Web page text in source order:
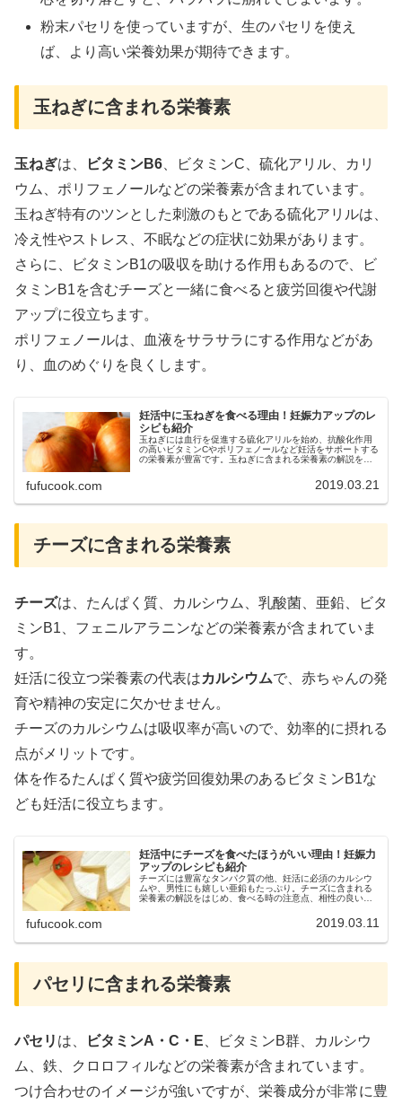
粉末パセリを使っていますが、生のパセリを使え
ば、より高い栄養効果が期待できます。
玉ねぎに含まれる栄養素
玉ねぎは、 ビタミンB6 、ビタミンC、硫化アリル、カリ
ウム、ポリフェノールなどの栄養素が含まれています。
玉ねぎ特有のツンとした刺激のもとである硫化アリルは、
冷え性やストレス、不眠などの症状に効果があります。
さらに、ビタミンB1の吸収を助ける作用もあるので、ビ
タミンB1を含むチーズと一緒に食べると疲労回復や代謝
アップに役立ちます。
ポリフェノールは、血液をサラサラにする作用などがあ
り、血のめぐりを良くします。
妊活中に玉ねぎを食べる理由！妊娠力アップのレ
シピも紹介
玉ねぎには血行を促進する硫化アリルを始め、抗酸化作用
の高いビタミンCやポリフェノールなど妊活をサポートする
の栄養素が豊富です。玉ねぎに含まれる栄養素の解説をは
たレシピなどをご紹介しています。ぜひ妊活中の食事の参
fufucook.com 2019.03.21
チーズに含まれる栄養素
チーズは、たんぱく質、カルシウム、乳酸菌、亜鉛、ビタ
ミンB1、フェニルアラニンなどの栄養素が含まれていま
す。
妊活に役立つ栄養素の代表はカルシウムで、赤ちゃんの発
育や精神の安定に欠かせません。
チーズのカルシウムは吸収率が高いので、効率的に摂れる
点がメリットです。
体を作るたんぱく質や疲労回復効果のあるビタミンB1な
ども妊活に役立ちます。
妊活中にチーズを食べたほうがいい理由！妊娠力
アップのレシピも紹介
チーズには豊富なタンパク質の他、妊活に必須のカルシウ
ムや、男性にも嬉しい亜鉛もたっぷり。チーズに含まれる
栄養素の解説をはじめ、食べる時の注意点、相性の良い食
fufucook.com 2019.03.11
パセリに含まれる栄養素
パセリ は、 ビタミンA・C・E 、ビタミンB群、カルシウ
ム、鉄、クロロフィルなどの栄養素が含まれています。
つけ合わせのイメージが強いですが、栄養成分が非常に豊